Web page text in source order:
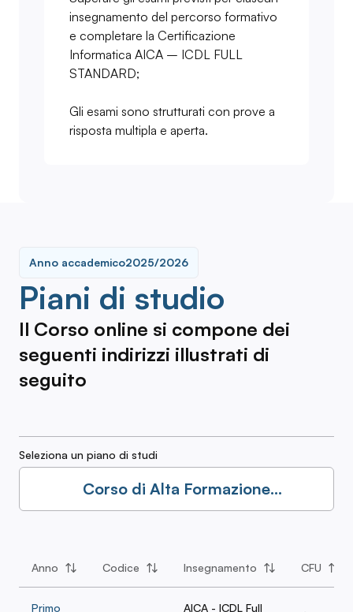
insegnamento del percorso formativo
e completare la Certificazione
Informatica AICA – ICDL FULL
STANDARD;
Gli esami sono strutturati con prove a
risposta multipla e aperta.
Piani di studio
Anno accademico2025/2026
Il Corso online si compone dei
seguenti indirizzi illustrati di
seguito
Seleziona un piano di studi
Corso di Alta Formazione
Professionale: Indirizzo Ingegneria
Anno Codice Insegnamento CFU
Primo
AICA - ICDL Full